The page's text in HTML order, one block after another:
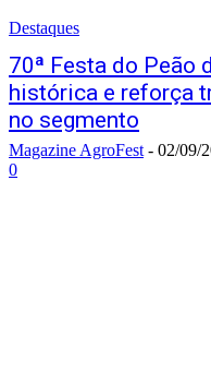
Destaques
70ª Festa do Peão
histórica e reforça
no segmento
Magazine AgroFest - 02/09/
0